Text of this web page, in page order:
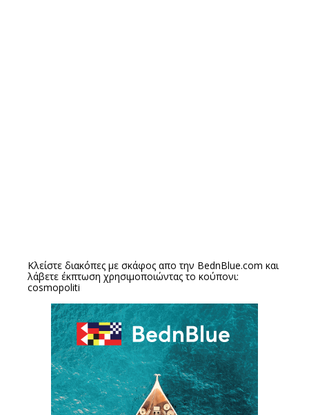
Κλείστε διακόπες με σκάφος απο την BednBlue.com και
λάβετε έκπτωση χρησιμοποιώντας το κούπονι:
cosmopoliti